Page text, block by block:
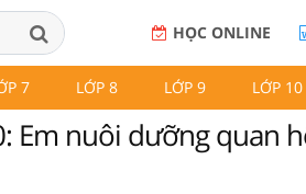
HỌC ONLINE
7 LỚP 8 LỚP 9 LỚP 10
Em nuôi dưỡng quan